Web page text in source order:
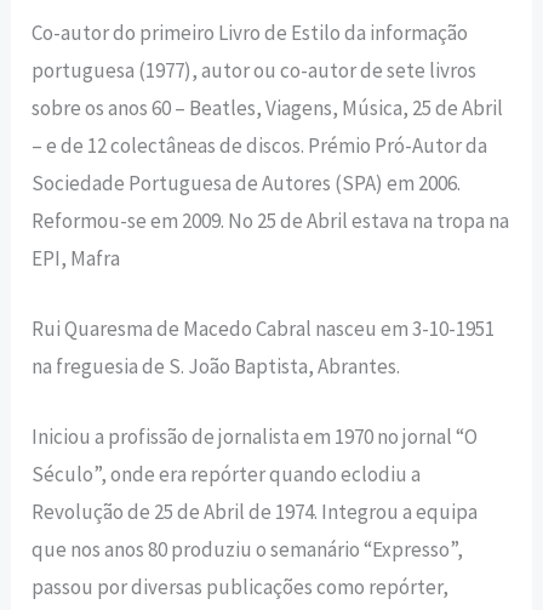
Co-autor do primeiro Livro de Estilo da informação
portuguesa (1977), au­tor ou co-autor de sete livros
sobre os anos 60 – Beatles, Viagens, Música, 25 de Abril
– e de 12 colectâneas de discos. Prémio Pró-Autor da
Sociedade Portu­guesa de Autores (SPA) em 2006.
Refor­mou-se em 2009. No 25 de Abril estava na tropa na
EPI, Mafra
Rui Quaresma de Macedo Cabral nasceu em 3-10-1951
na freguesia de S. João Baptista, Abrantes.
Iniciou a profissão de jornalista em 1970 no jornal “O
Século”, onde era re­pórter quando eclodiu a
Revolução de 25 de Abril de 1974. Integrou a equipa
que nos anos 80 produziu o semanário “Expresso”,
passou por diversas publi­cações como repórter,